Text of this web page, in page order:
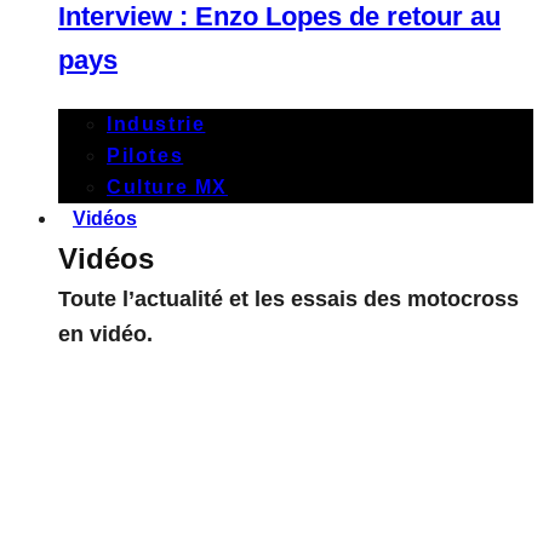
Interview : Enzo Lopes de retour au
pays
Industrie
Pilotes
Culture MX
Vidéos
Vidéos
Toute l’actualité et les essais des motocross
en vidéo.